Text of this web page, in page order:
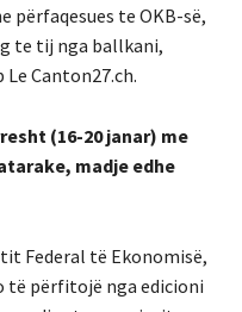
përfaqesues te OKB-së,
te tij nga ballkani,
Canton27.ch.
(16-20 janar) me
madje edhe
Federal të Ekonomisë,
të përfitojë nga edicioni